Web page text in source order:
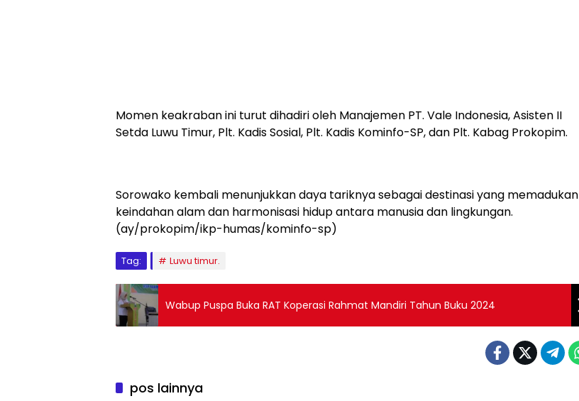
Momen keakraban ini turut dihadiri oleh Manajemen PT. Vale Indonesia, Asisten II
Setda Luwu Timur, Plt. Kadis Sosial, Plt. Kadis Kominfo-SP, dan Plt. Kabag Prokopim.
Sorowako kembali menunjukkan daya tariknya sebagai destinasi yang memadukan
keindahan alam dan harmonisasi hidup antara manusia dan lingkungan.
(ay/prokopim/ikp-humas/kominfo-sp)
Tag: Luwu timur.
Wabup Puspa Buka RAT Koperasi Rahmat Mandiri Tahun Buku 2024
pos lainnya